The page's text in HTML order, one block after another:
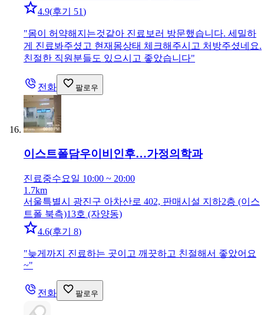
4.9(후기 51)
"몸이 허약해지는것같아 진료보러 방문했습니다. 세밀하
게 진료봐주셨고 현재몸상태 체크해주시고 처방주셨네요.
친절한 직원분들도 있으시고 좋았습니다"
전화 팔로우
이스트폴담우이비인후…가정의학과
진료중수요일 10:00 ~ 20:00
1.7km
서울특별시 광진구 아차산로 402, 판매시설 지하2층 (이스
트폴 북측)13호 (자양동)
4.6(후기 8)
"늦게까지 진료하는 곳이고 깨끗하고 친절해서 좋았어요
~"
전화 팔로우